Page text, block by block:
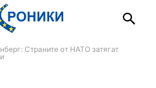
Страните от НАТО затягат